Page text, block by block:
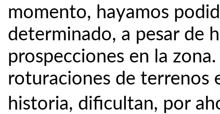
momento, hayamos
determinado, a pesar de
prospecciones en la
roturaciones de terrenos
historia, dificultan, por